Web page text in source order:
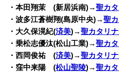
・本田翔茉 (新居浜南)→聖カ
・波多江蒼樹翔(島原中央)→聖
・大久保滉紀(済美)→聖カタリ
・乗松志優汰(松山工業)→聖カ
・西岡俊祐 (済美)→聖カタリ
・窪中来陽 (松山聖陵)→聖カ